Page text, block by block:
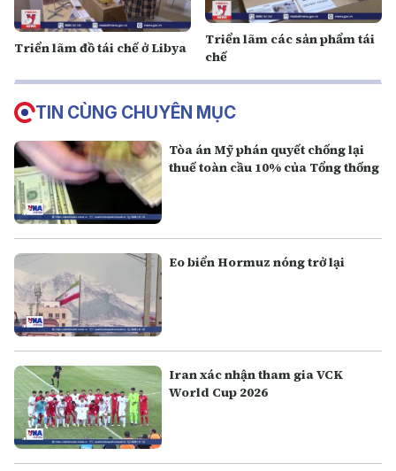
Triển lãm đồ tái chế ở Libya
Triển lãm các sản phẩm tái
chế
TIN CÙNG CHUYÊN MỤC
Tòa án Mỹ phán quyết chống lại
thuế toàn cầu 10% của Tổng thống
Eo biển Hormuz nóng trở lại
Iran xác nhận tham gia VCK
World Cup 2026